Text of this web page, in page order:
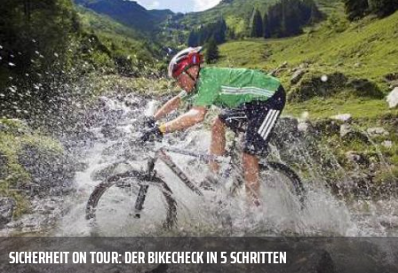
SICHERHEIT ON TOUR: DER BIKECHECK IN 5 SCHRITTEN